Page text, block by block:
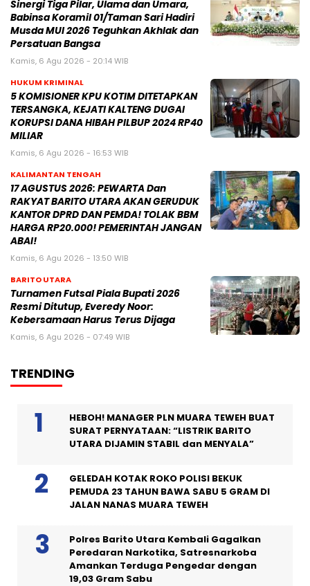
Sinergi Tiga Pilar, Ulama dan Umara,
Babinsa Koramil 01/Taman Sari Hadiri
Musda MUI 2026 Teguhkan Akhlak dan
Persatuan Bangsa
Kamis, 6 Agu 2026 - 20:14 WIB
HUKUM KRIMINAL
5 KOMISIONER KPU KOTIM DITETAPKAN
TERSANGKA, KEJATI KALTENG DUGAI
KORUPSI DANA HIBAH PILBUP 2024 RP40
MILIAR
Kamis, 6 Agu 2026 - 16:53 WIB
KALIMANTAN TENGAH
17 AGUSTUS 2026: PEWARTA Dan
RAKYAT BARITO UTARA AKAN GERUDUK
KANTOR DPRD DAN PEMDA! TOLAK BBM
HARGA RP20.000! PEMERINTAH JANGAN
ABAI!
Kamis, 6 Agu 2026 - 13:50 WIB
BARITO UTARA
Turnamen Futsal Piala Bupati 2026
Resmi Ditutup, Everedy Noor:
Kebersamaan Harus Terus Dijaga
Kamis, 6 Agu 2026 - 07:49 WIB
TRENDING
HEBOH! MANAGER PLN MUARA TEWEH BUAT
SURAT PERNYATAAN: “LISTRIK BARITO
UTARA DIJAMIN STABIL dan MENYALA”
GELEDAH KOTAK ROKO POLISI BEKUK
PEMUDA 23 TAHUN BAWA SABU 5 GRAM DI
JALAN NANAS MUARA TEWEH
Polres Barito Utara Kembali Gagalkan
Peredaran Narkotika, Satresnarkoba
Amankan Terduga Pengedar dengan
19,03 Gram Sabu